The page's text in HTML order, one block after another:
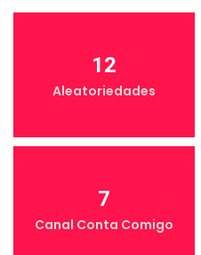
12
Aleatoriedades
7
Canal Conta Comigo